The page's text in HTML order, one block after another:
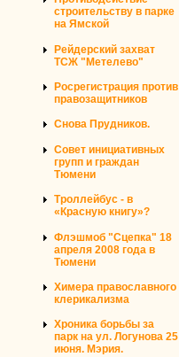
строительству в парке
на Ямской
Рейдерский захват
ТСЖ "Метелево"
Росрегистрация против
правозащитников
Снова Прудников.
Совет инициативных
групп и граждан
Тюмени
Троллейбус - в
«Красную книгу»?
Флэшмоб "Сцепка" 18
апреля 2008 года в
Тюмени
Химера православного
клерикализма
Хроника борьбы за
парк на ул. Логунова 25
июня. Мэрия.